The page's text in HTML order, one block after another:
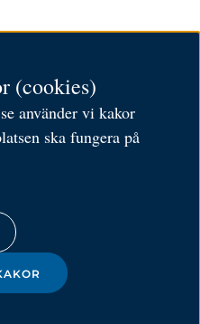
(cookies)
använder vi kakor
ska fungera på